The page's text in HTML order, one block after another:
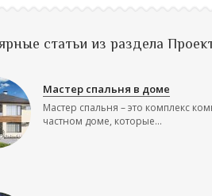
статьи из раздела
Мастер спальня в доме
Мастер спальня – это комплекс
частном доме, которые...